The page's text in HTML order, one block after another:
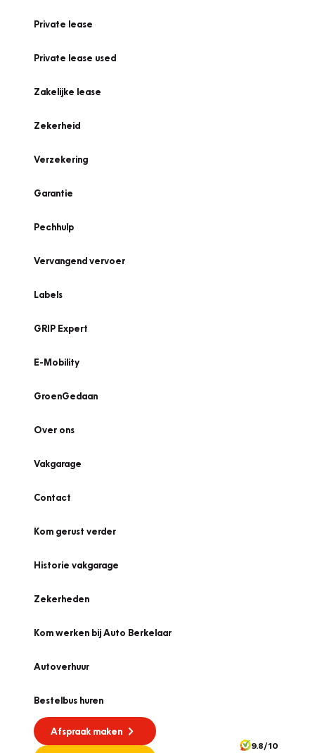
Private lease
Private lease used
Zakelijke lease
Zekerheid
Verzekering
Garantie
Pechhulp
Vervangend vervoer
Labels
GRIP Expert
E-Mobility
GroenGedaan
Over ons
Vakgarage
Contact
Kom gerust verder
Historie vakgarage
Zekerheden
Kom werken bij Auto Berkelaar
Autoverhuur
Bestelbus huren
Afspraak maken
9.8/10